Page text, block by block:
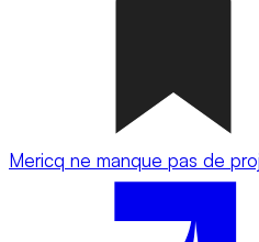
Mericq ne manque pas de